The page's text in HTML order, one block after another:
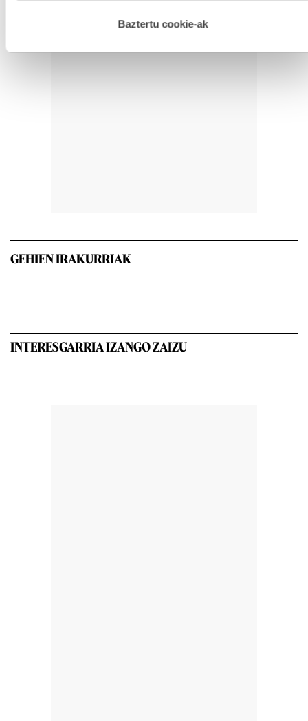
esplizitua ematen diguzu.Gehiago irakurri
Baztertu cookie-ak
GEHIEN IRAKURRIAK
INTERESGARRIA IZANGO ZAIZU